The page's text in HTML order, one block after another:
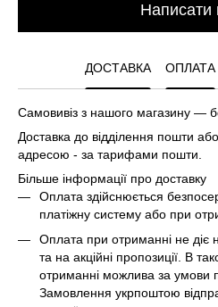
Написати
ДОСТАВКА ОПЛАТА
Самовивіз з нашого магазину —
Доставка до відділення пошти
адресою - за тарифами пошти.
Більше інформації про доставку
Оплата здійснюється
платіжну систему або при
Оплата при отриманні не діє
та на акційні пропозиції. В
отриманні можлива за умови
Замовлення укрпоштою